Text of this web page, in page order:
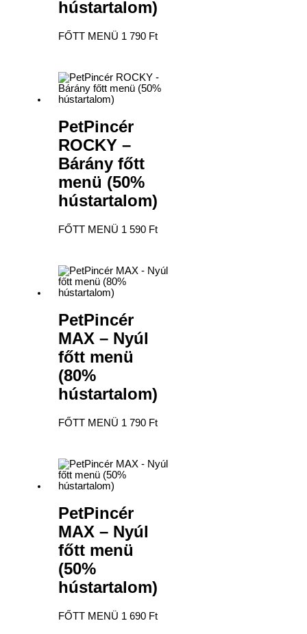
hústartalom)
FŐTT MENÜ 1 790 Ft
PetPincér
ROCKY –
Bárány főtt
menü (50%
hústartalom)
FŐTT MENÜ 1 590 Ft
PetPincér
MAX – Nyúl
főtt menü
(80%
hústartalom)
FŐTT MENÜ 1 790 Ft
PetPincér
MAX – Nyúl
főtt menü
(50%
hústartalom)
FŐTT MENÜ 1 690 Ft